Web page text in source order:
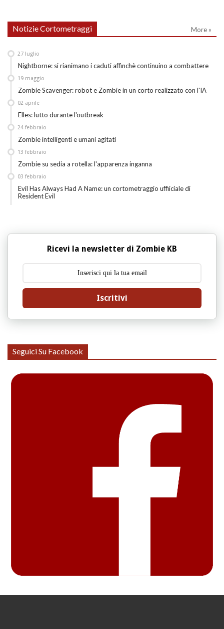
Notizie Cortometraggi More »
Nightborne: si rianimano i caduti affinchè continuino a combattere
27 luglio
Zombie Scavenger: robot e Zombie in un corto realizzato con l'IA
19 maggio
Elles: lutto durante l'outbreak
02 aprile
Zombie intelligenti e umani agitati
24 febbraio
Zombie su sedia a rotella: l'apparenza inganna
13 febbraio
Evil Has Always Had A Name: un cortometraggio uffiiciale di
Resident Evil
03 febbraio
Ricevi la newsletter di Zombie KB
Iscritivi
Seguici Su Facebook